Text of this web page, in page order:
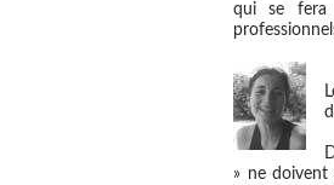
qui se fera
» ne doivent